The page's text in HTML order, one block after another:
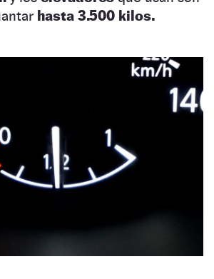
hasta 3.500 kilos.